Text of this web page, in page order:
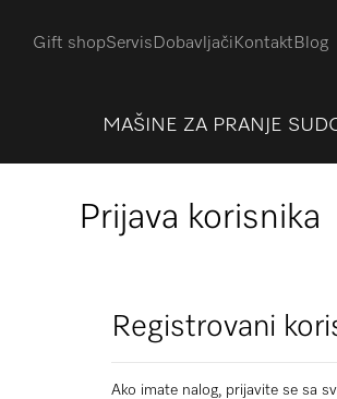
Gift shopServis Dobavljači Kontakt Blog
MAŠINE ZA PRANJE
Prijava korisnika
Registrovani
Ako imate nalog, prijavite se sa